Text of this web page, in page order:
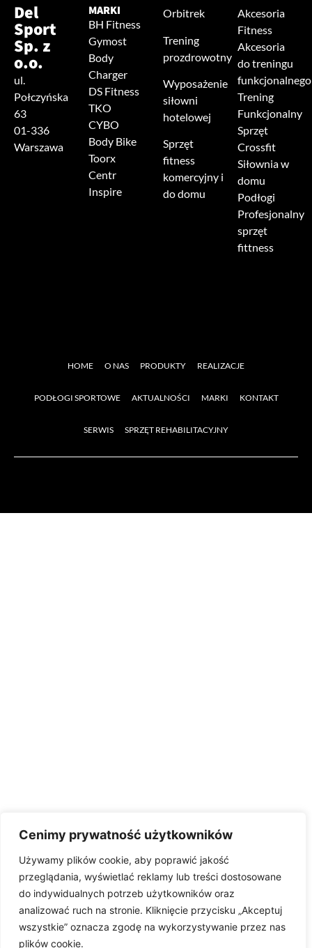
Cenimy prywatność użytkowników
Używamy plików cookie, aby poprawić jakość
przeglądania, wyświetlać reklamy lub treści dostosowane
do indywidualnych potrzeb użytkowników oraz
analizować ruch na stronie. Kliknięcie przycisku „Akceptuj
wszystkie” oznacza zgodę na wykorzystywanie przez nas
plików cookie.
Del
Sport
Sp. z
o.o.
ul.
Połczyńska
63
01-336
Warszawa
MARKI
BH Fitness
Gymost
Body
Charger
DS Fitness
TKO
CYBO
Body Bike
Toorx
Centr
Inspire
Orbitrek
Trening
prozdrowotny
Wyposażenie
siłowni
hotelowej
Sprzęt
fitness
komercyjny i
do domu
Akcesoria
Fitness
Akcesoria
do treningu
funkcjonalnego
Trening
Funkcjonalny
Sprzęt
Crossfit
Siłownia w
domu
Podłogi
Profesjonalny
sprzęt
fittness
HOME O NAS PRODUKTY REALIZACJE
PODŁOGI SPORTOWE AKTUALNOŚCI MARKI KONTAKT
SERWIS SPRZĘT REHABILITACYJNY